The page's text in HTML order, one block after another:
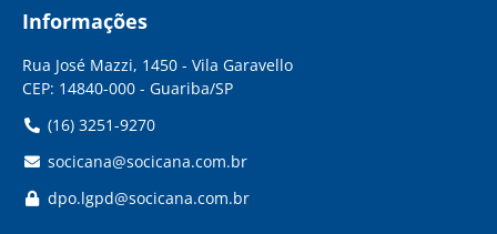
Informações
Rua José Mazzi, 1450 - Vila Garavello
CEP: 14840-000 - Guariba/SP
(16) 3251-9270
socicana@socicana.com.br
dpo.lgpd@socicana.com.br